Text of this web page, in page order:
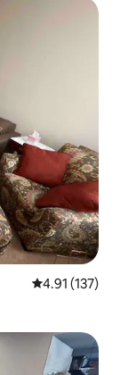
Calificación
4.91 (137)